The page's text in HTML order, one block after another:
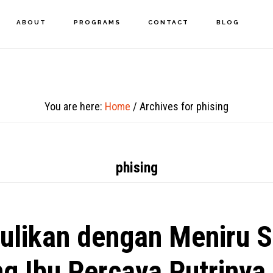
ABOUT PROGRAMS CONTACT BLOG
You are here: Home / Archives for phising
phising
dengan Meniru